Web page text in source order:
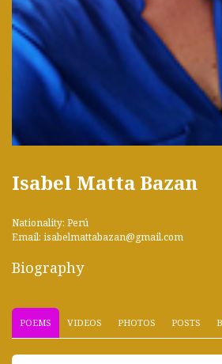
Isabel Matta Bazan
Nationality: Perú
Email: isabelmattabazan@gmail.com
Biography
POEMS VIDEOS PHOTOS POSTS